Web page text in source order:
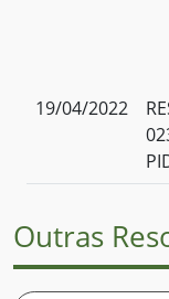
19/04/2022
Outras